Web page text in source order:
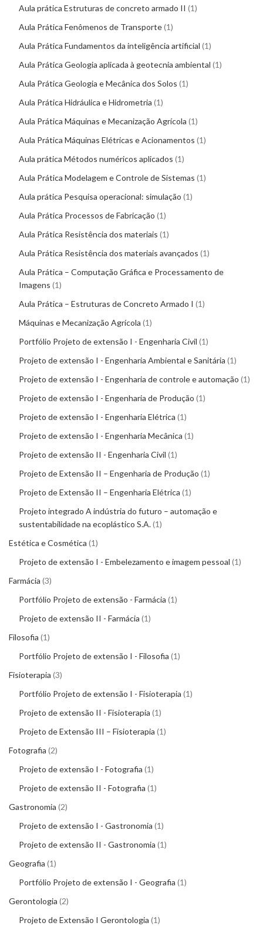
Aula prática Estruturas de concreto armado II 1
Aula Prática Fenômenos de Transporte 1
Aula Prática Fundamentos da inteligência artificial 1
Aula Prática Geologia aplicada à geotecnia ambiental 1
Aula Prática Geologia e Mecânica dos Solos 1
Aula Prática Hidráulica e Hidrometria 1
Aula Prática Máquinas e Mecanização Agrícola 1
Aula Prática Máquinas Elétricas e Acionamentos 1
Aula prática Métodos numéricos aplicados 1
Aula Prática Modelagem e Controle de Sistemas 1
Aula prática Pesquisa operacional: simulação 1
Aula Prática Processos de Fabricação 1
Aula Prática Resistência dos materiais 1
Aula Prática Resistência dos materiais avançados 1
Aula Prática – Computação Gráfica e Processamento de
Imagens 1
Aula Prática – Estruturas de Concreto Armado I 1
Máquinas e Mecanização Agrícola 1
Portfólio Projeto de extensão I - Engenharia Civil 1
Projeto de extensão I - Engenharia Ambiental e Sanitária 1
Projeto de extensão I - Engenharia de controle e automação 1
Projeto de extensão I - Engenharia de Produção 1
Projeto de extensão I - Engenharia Elétrica 1
Projeto de extensão I - Engenharia Mecânica 1
Projeto de extensão II - Engenharia Civil 1
Projeto de Extensão II – Engenharia de Produção 1
Projeto de Extensão II – Engenharia Elétrica 1
Projeto integrado A indústria do futuro – automação e
sustentabilidade na ecoplástico S.A. 1
Estética e Cosmética 1
Projeto de extensão I - Embelezamento e imagem pessoal 1
Farmácia 3
Portfólio Projeto de extensão - Farmácia 1
Projeto de extensão II - Farmácia 1
Filosofia 1
Portfólio Projeto de extensão I - Filosofia 1
Fisioterapia 3
Portfólio Projeto de extensão I - Fisioterapia 1
Projeto de extensão II - Fisioterapia 1
Projeto de Extensão III – Fisioterapia 1
Fotografia 2
Projeto de extensão I - Fotografia 1
Projeto de extensão II - Fotografia 1
Gastronomia 2
Projeto de extensão I - Gastronomia 1
Projeto de extensão II - Gastronomia 1
Geografia 1
Portfólio Projeto de extensão I - Geografia 1
Gerontologia 2
Projeto de Extensão I Gerontologia 1